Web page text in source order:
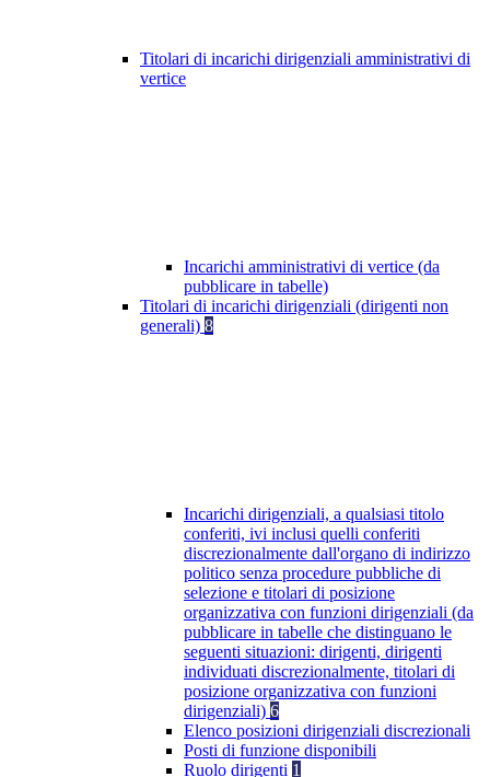
Titolari di incarichi dirigenziali amministrativi di
vertice
Incarichi amministrativi di vertice (da
pubblicare in tabelle)
Titolari di incarichi dirigenziali (dirigenti non
generali) 8
Incarichi dirigenziali, a qualsiasi titolo
conferiti, ivi inclusi quelli conferiti
discrezionalmente dall'organo di indirizzo
politico senza procedure pubbliche di
selezione e titolari di posizione
organizzativa con funzioni dirigenziali (da
pubblicare in tabelle che distinguano le
seguenti situazioni: dirigenti, dirigenti
individuati discrezionalmente, titolari di
posizione organizzativa con funzioni
dirigenziali) 6
Elenco posizioni dirigenziali discrezionali
Posti di funzione disponibili
Ruolo dirigenti 1